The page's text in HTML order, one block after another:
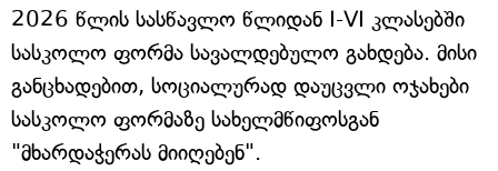
2026 წლის სასწავლო წლიდან I-VI კლასებში
სასკოლო ფორმა სავალდებულო გახდება. მისი
განცხადებით, სოციალურად დაუცვლი ოჯახები
სასკოლო ფორმაზე სახელმწიფოსგან
"მხარდაჭერას მიიღებენ".